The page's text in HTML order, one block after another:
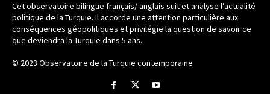
Cet observatoire bilingue français/ anglais suit et analyse l’actualité
politique de la Turquie. Il accorde une attention particulière aux
conséquences géopolitiques et privilégie la question de savoir ce
que deviendra la Turquie dans 5 ans.
© 2023 Observatoire de la Turquie contemporaine